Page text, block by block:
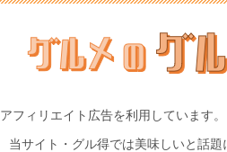
アフィリエイト広告を利用しています。
当サイト・グル得では美味しいと話